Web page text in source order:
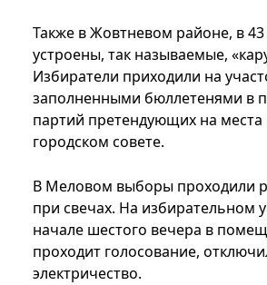
Также в Жовтневом районе, в
устроены, так называемые,
Избиратели приходили на
заполненными бюллетенями в
партий претендующих на места
городском совете.
В Меловом выборы проходили
при свечах. На избирательном
начале шестого вечера в
проходит голосование,
электричество.